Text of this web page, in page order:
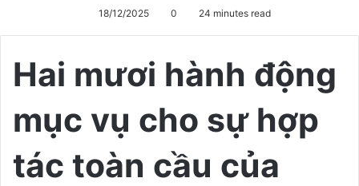
18/12/2025 0 24 minutes read
Hai mươi hành động
mục vụ cho sự hợp
tác toàn cầu của